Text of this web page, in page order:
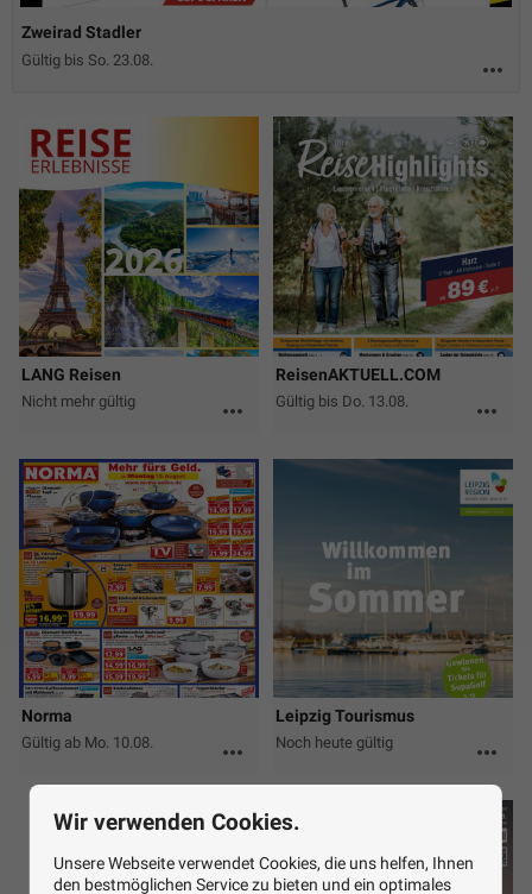
Zweirad Stadler
Gültig bis So. 23.08. more_horiz
LANG Reisen
Nicht mehr gültig more_horiz
ReisenAKTUELL.COM
Gültig bis Do. 13.08. more_horiz
Norma
Gültig ab Mo. 10.08. more_horiz
Leipzig Tourismus
Noch heute gültig more_horiz
Wir verwenden Cookies.
Unsere Webseite verwendet Cookies, die uns helfen, Ihnen
den bestmöglichen Service zu bieten und ein optimales